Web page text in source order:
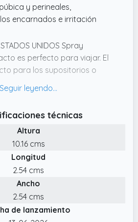
y perineales,
encarnados e irritación
UNIDOS Spray
es perfecto para viajar. El
para los supositorios o
la irritación manteniendo
tu bienestar corporal.
REFRESCANTE Nuetraliza
para brindar comodidad
de periodo, asegurando
frescura incluso en pieles
técnicas
Altura
10.16 cms
Longitud
2.54 cms
Ancho
2.54 cms
de lanzamiento